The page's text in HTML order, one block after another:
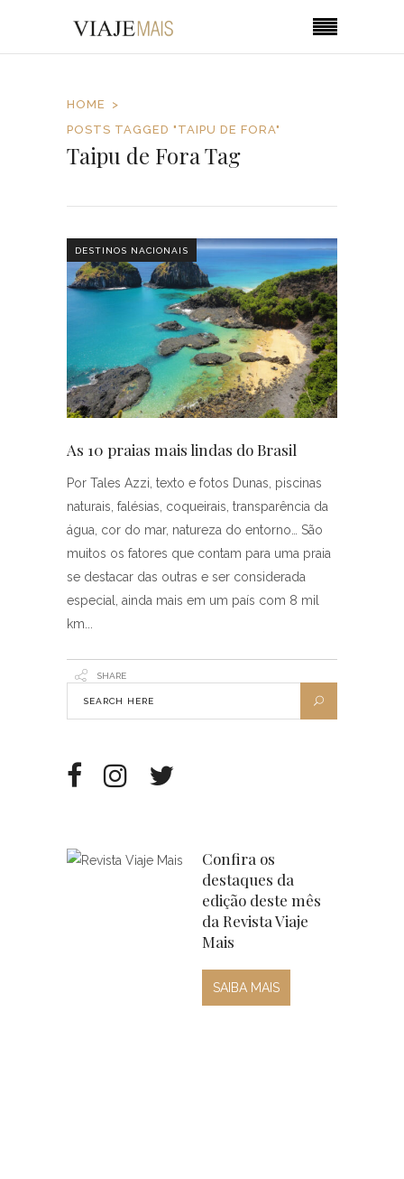
HOME
POSTS TAGGED "TAIPU DE FORA"
Taipu de Fora Tag
DESTINOS NACIONAIS
As 10 praias mais lindas do Brasil
Por Tales Azzi, texto e fotos Dunas, piscinas
naturais, falésias, coqueirais, transparência da
água, cor do mar, natureza do entorno… São
muitos os fatores que contam para uma praia
se destacar das outras e ser considerada
especial, ainda mais em um país com 8 mil
km
SHARE
Confira os
destaques da
edição deste mês
da Revista Viaje
Mais
SAIBA MAIS